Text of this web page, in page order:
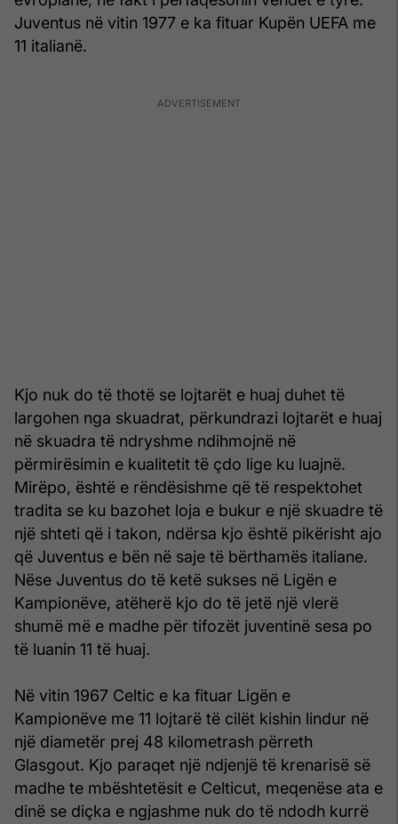
Juventus në vitin 1977 e ka fituar Kupën UEFA me
11 italianë.
Kjo nuk do të thotë se lojtarët e huaj duhet të
largohen nga skuadrat, përkundrazi lojtarët e huaj
në skuadra të ndryshme ndihmojnë në
përmirësimin e kualitetit të çdo lige ku luajnë.
Mirëpo, është e rëndësishme që të respektohet
tradita se ku bazohet loja e bukur e një skuadre të
një shteti që i takon, ndërsa kjo është pikërisht ajo
që Juventus e bën në saje të bërthamës italiane.
Nëse Juventus do të ketë sukses në Ligën e
Kampionëve, atëherë kjo do të jetë një vlerë
shumë më e madhe për tifozët juventinë sesa po
të luanin 11 të huaj.
Në vitin 1967 Celtic e ka fituar Ligën e
Kampionëve me 11 lojtarë të cilët kishin lindur në
një diametër prej 48 kilometrash përreth
Glasgout. Kjo paraqet një ndjenjë të krenarisë së
madhe te mbështetësit e Celticut, meqenëse ata e
dinë se diçka e ngjashme nuk do të ndodh kurrë